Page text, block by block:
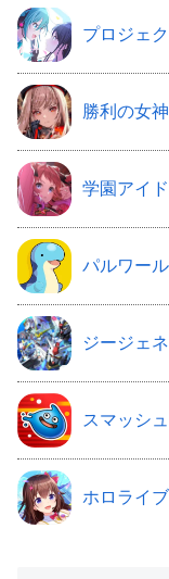
プロジェ
勝利の女
学園アイ
パルワー
ジージェ
スマッシ
ホロライ